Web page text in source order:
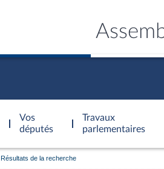
Vos
députés
Travaux
parlementaires
Résultats de la recherche